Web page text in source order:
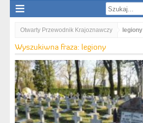
Otwarty Przewodnik Krajoznawczy legiony
Wyszukiwna fraza: legiony